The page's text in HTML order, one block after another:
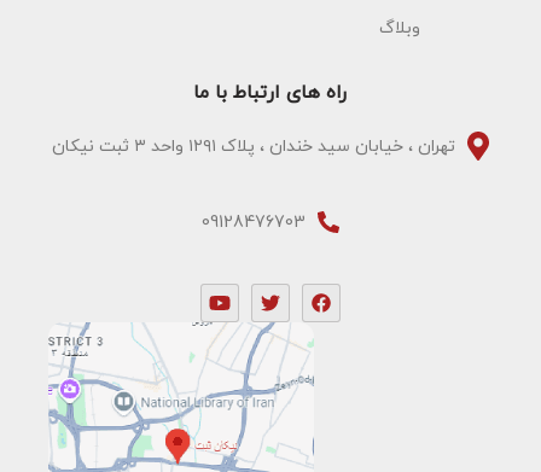
وبلاگ
راه های ارتباط با ما
تهران ، خیابان سید خندان ، پلاک ۱۲۹۱ واحد ۳ ثبت نیکان
09128476703